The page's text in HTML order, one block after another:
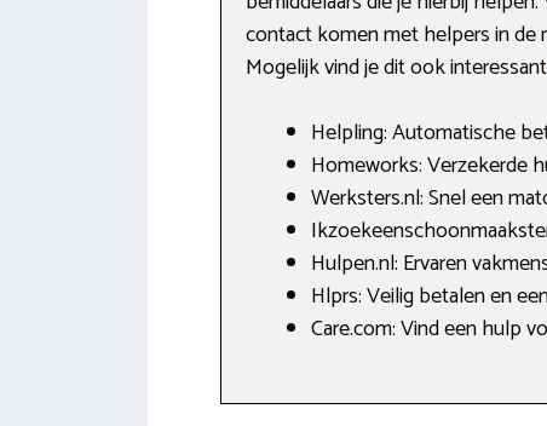
contact komen met helpers in de
Mogelijk vind je dit ook
Helpling: Automatische
Homeworks: Verzekerde
Werksters.nl: Snel een
Hulpen.nl: Ervaren
Hlprs: Veilig betalen en
Care.com: Vind een hulp